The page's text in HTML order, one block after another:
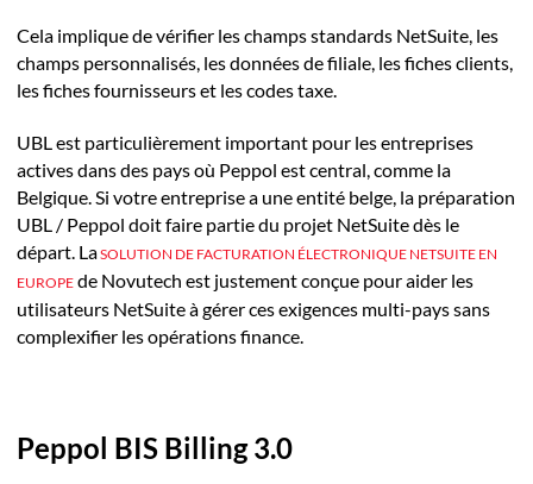
Cela implique de vérifier les champs standards NetSuite, les
champs personnalisés, les données de filiale, les fiches clients,
les fiches fournisseurs et les codes taxe.
UBL est particulièrement important pour les entreprises
actives dans des pays où Peppol est central, comme la
Belgique. Si votre entreprise a une entité belge, la préparation
UBL / Peppol doit faire partie du projet NetSuite dès le
départ. LaSOLUTION DE FACTURATION ÉLECTRONIQUE NETSUITE EN
EUROPEde Novutech est justement conçue pour aider les
utilisateurs NetSuite à gérer ces exigences multi-pays sans
complexifier les opérations finance.
Peppol BIS Billing 3.0